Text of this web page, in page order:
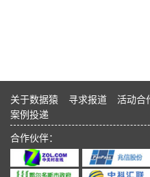
关于数据猿 寻求报道
活动合
案例投递
合作伙伴：